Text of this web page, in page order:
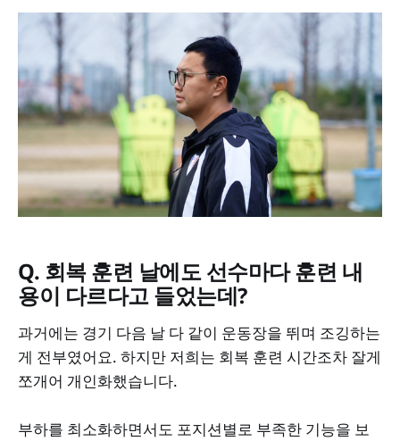
Q. 회복 훈련 날에도 선수마다 훈련 내
용이 다르다고 들었는데?
과거에는 경기 다음 날 다 같이 운동장을 뛰며 조깅하는
게 전부였어요. 하지만 저희는 회복 훈련 시간조차 잘게
쪼개어 개인화했습니다.
부하를 최소화하면서도 포지션별로 부족한 기능을 보